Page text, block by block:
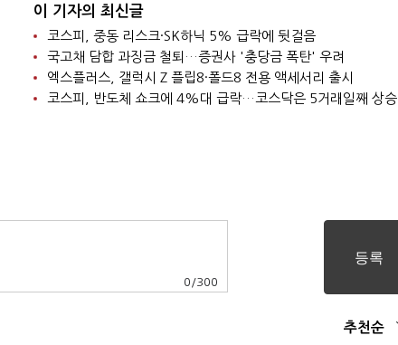
이 기자의 최신글
코스피, 중동 리스크·SK하닉 5% 급락에 뒷걸음
국고채 담합 과징금 철퇴…증권사 '충당금 폭탄' 우려
엑스플러스, 갤럭시 Z 플립8·폴드8 전용 액세서리 출시
코스피, 반도체 쇼크에 4%대 급락…코스닥은 5거래일째 상승
0 /300
추천순